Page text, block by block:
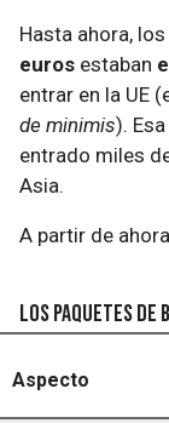
Hasta ahora,
euros estaban
entrar en la UE
de minimis).
entrado miles
Asia.
A partir de
Los paquetes
Aspecto